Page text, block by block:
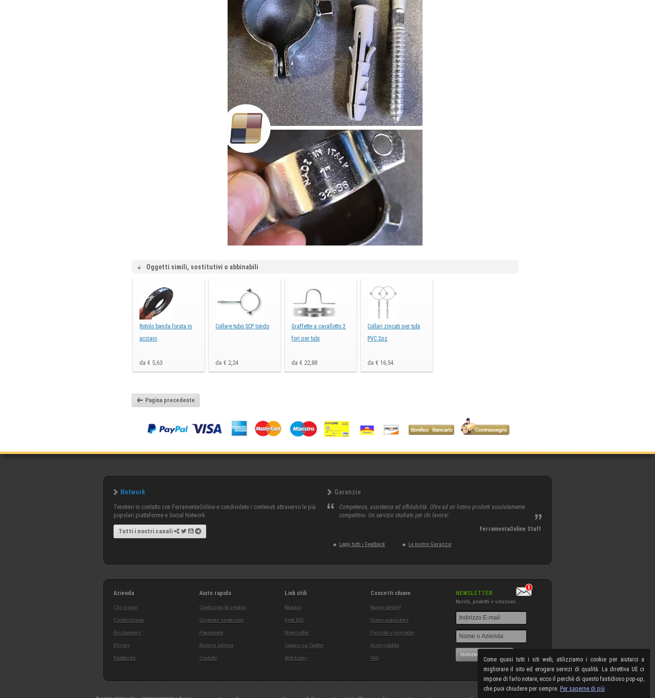
Come quasi tutti i siti web, utilizziamo i cookie per aiutarci a
migliorare il sito ed erogare servizi di qualità. La direttiva UE ci
impone di farlo notare, ecco il perchè di questo fastidioso pop-up,
che puoi chiudere per sempre. Per saperne di più
Oggetti simili, sostitutivi o abbinabili
Rotolo banda forata in
acciaio
da € 5,63
Collare tubo SCP tondo
da € 2,24
Graffette a cavallotto 2
fori per tubi
da € 22,88
Collari zincati per tubi
PVC 2pz
da € 16,54
Pagina precedente
Network
Tenetevi in contatto con FerramentaOnline e condividete i contenuti attraverso le più
popolari piattaforme e Social Network.
Tutti i nostri canali
Garanzie
Competenza, assistenza ed affidabilità. Oltre ad un listino prodotti assolutamente
competitivo. Un servizio studiato per chi lavora!
FerramentaOnline Staff
Leggi tutti i Feedback Le nostre Garanzie
Azienda
Chi siamo
Certificazioni
Disclaimers
Privacy
Pubblicità
Aiuto rapido
Condizioni di vendita
Gestione spedizioni
Pagamenti
Ricerca interna
Contatti
Link utili
Mappa
Feed RSS
NewsLetter
Seguici su Twitter
Web Links
Concetti chiave
Nuovo utente?
Come acquistare
Passato e presente
Accessibilità
FAQ
NEWSLETTER
Novità, prodotti e soluzioni...
Iscrizione NewsLetter